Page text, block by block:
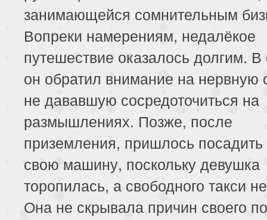
занимающейся сомнительным
Вопреки намерениям, недалёкое
путешествие оказалось долгим.
он обратил внимание на нервную
не дававшую сосредоточиться на
размышлениях. Позже, после
приземления, пришлось посадить
свою машину, поскольку девушка
торопилась, а свободного такси
Она не скрывала причин своего